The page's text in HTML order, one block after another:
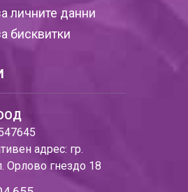
личните данни
бисквитки
адрес: гр.
Орлово гнездо 18